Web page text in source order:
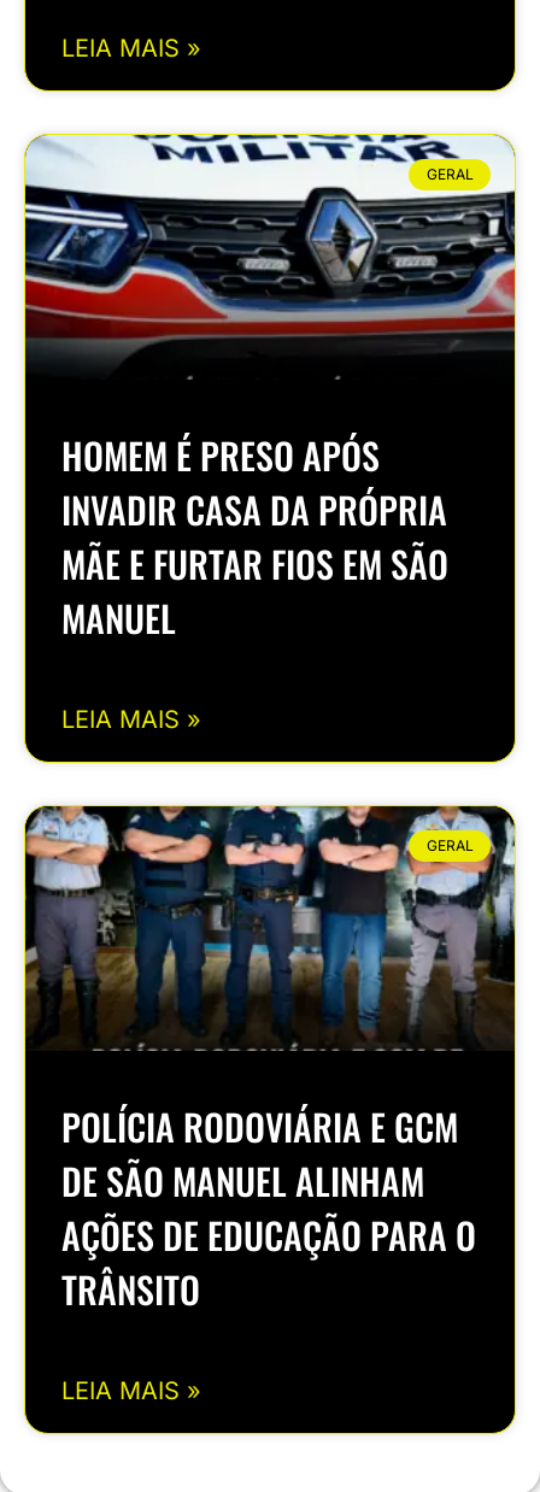
LEIA MAIS »
GERAL
HOMEM É PRESO APÓS
INVADIR CASA DA PRÓPRIA
MÃE E FURTAR FIOS EM SÃO
MANUEL
LEIA MAIS »
GERAL
POLÍCIA RODOVIÁRIA E GCM
DE SÃO MANUEL ALINHAM
AÇÕES DE EDUCAÇÃO PARA O
TRÂNSITO
LEIA MAIS »